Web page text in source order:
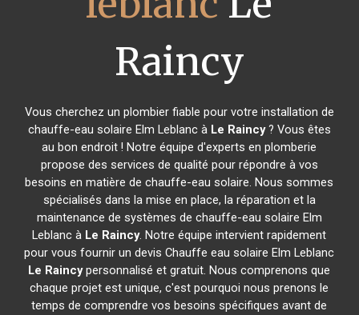
Raincy
Vous cherchez un plombier fiable pour votre installation de
chauffe-eau solaire Elm Leblanc à Le Raincy? Vous êtes
au bon endroit ! Notre équipe d'experts en plomberie
propose des services de qualité pour répondre à vos
besoins en matière de chauffe-eau solaire. Nous sommes
spécialisés dans la mise en place, la réparation et la
maintenance de systèmes de chauffe-eau solaire Elm
Leblanc à Le Raincy. Notre équipe intervient rapidement
pour vous fournir un devis Chauffe eau solaire Elm Leblanc
Le Raincypersonnalisé et gratuit. Nous comprenons que
chaque projet est unique, c'est pourquoi nous prenons le
temps de comprendre vos besoins spécifiques avant de